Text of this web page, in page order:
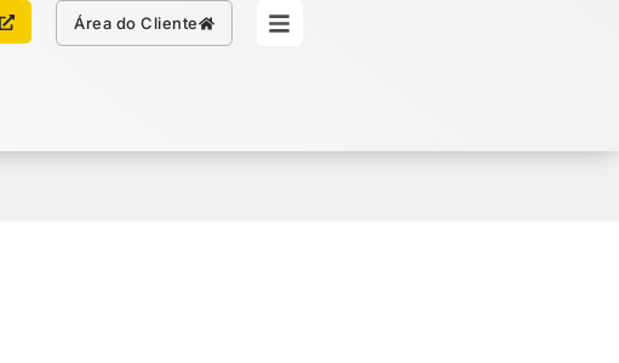
Área do Cliente Simule seu Crédito